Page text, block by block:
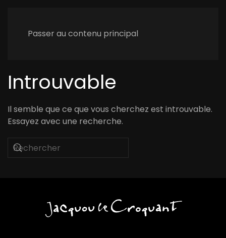
Passer au contenu principal
Introuvable
Il semble que ce que vous cherchez est introuvable.
Essayez avec une recherche.